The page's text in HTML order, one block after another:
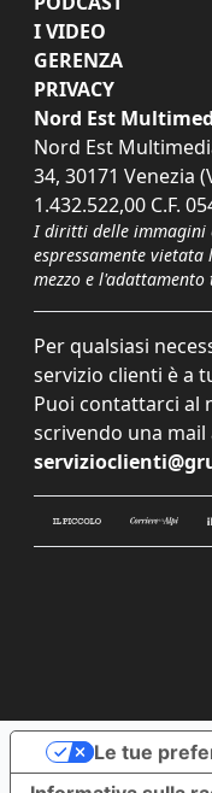
I VIDEO
GERENZA
PRIVACY
Nord Est
Nord Est
34, 30171 Venezia
1.432.522,00 C.F.
I diritti delle immagini
espressamente
mezzo e
Per qualsiasi
servizio clienti è a
Puoi contattarci al
scrivendo una mail
Le tue